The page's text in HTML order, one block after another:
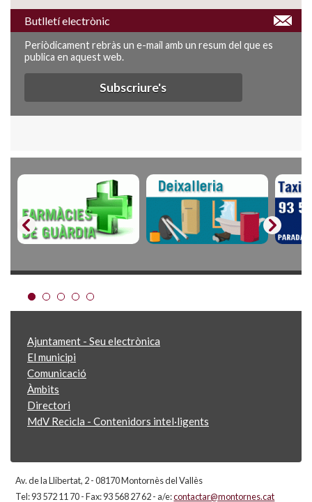
Butlletí electrònic
Periòdicament rebràs un e-mail amb un resum del que es
publica en aquest web.
Subscriure's
Ajuntament - Seu electrònica
El municipi
Comunicació
Àmbits
Directori
MdV Recicla - Contenidors intel·ligents
Av. de la Llibertat, 2 - 08170 Montornès del Vallès
Tel: 93 572 11 70 - Fax: 93 568 27 62 - a/e:contactar@montornes.cat